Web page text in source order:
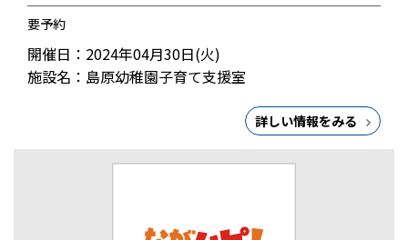
要予約
開催日：2024年04月30日(火)
施設名：島原幼稚園子育て支援室
詳しい情報をみる